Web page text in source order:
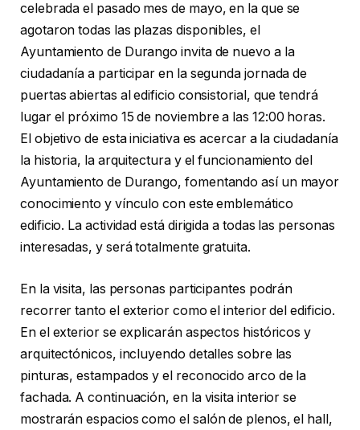
celebrada el pasado mes de mayo, en la que se
agotaron todas las plazas disponibles, el
Ayuntamiento de Durango invita de nuevo a la
ciudadanía a participar en la segunda jornada de
puertas abiertas al edificio consistorial, que tendrá
lugar el próximo 15 de noviembre a las 12:00 horas.
El objetivo de esta iniciativa es acercar a la ciudadanía
la historia, la arquitectura y el funcionamiento del
Ayuntamiento de Durango, fomentando así un mayor
conocimiento y vínculo con este emblemático
edificio. La actividad está dirigida a todas las personas
interesadas, y será totalmente gratuita.
En la visita, las personas participantes podrán
recorrer tanto el exterior como el interior del edificio.
En el exterior se explicarán aspectos históricos y
arquitectónicos, incluyendo detalles sobre las
pinturas, estampados y el reconocido arco de la
fachada. A continuación, en la visita interior se
mostrarán espacios como el salón de plenos, el hall,